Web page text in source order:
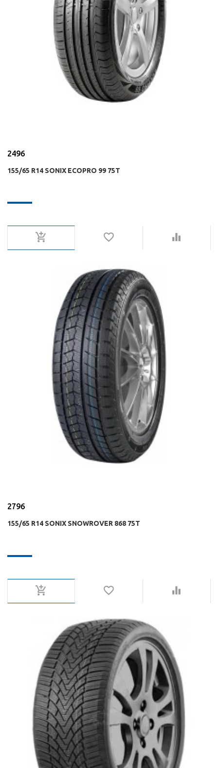
2496
155/65 R14 SONIX ECOPRO 99 75T
2796
155/65 R14 SONIX SNOWROVER 868 75T